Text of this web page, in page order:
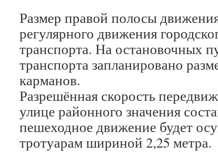
Размер правой полосы
регулярного движения
транспорта. На остановочных
транспорта запланировано
карманов.
Разрешённая скорость
улице районного значения
пешеходное движение будет
тротуарам шириной 2,25 метра.